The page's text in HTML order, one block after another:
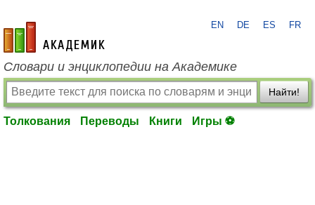
academic.ru
EN DE ES FR
Словари и энциклопедии на Академике
Найти!
Толкования Переводы Книги Игры ⚽